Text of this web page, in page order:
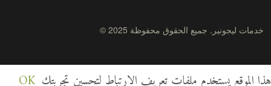
© 2025 خدمات ليجونير. جميع الحقوق محفوظة
هذا الموقع يستخدم ملفات تعريف الارتباط لتحسين تجربتك OK